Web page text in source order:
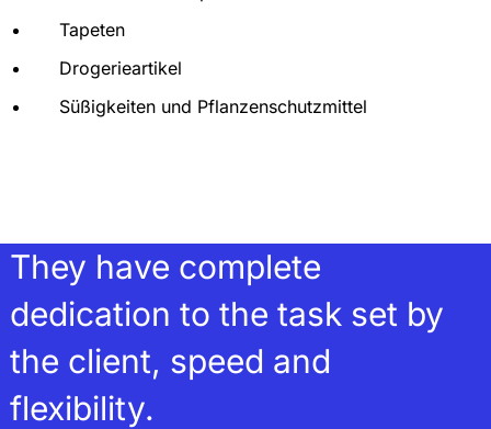
Tapeten
Drogerieartikel
Süßigkeiten und Pflanzenschutzmittel
They have complete
dedication to the task set by
the client, speed and
flexibility.